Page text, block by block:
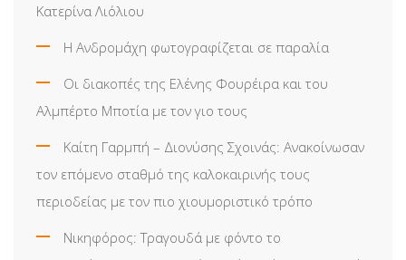
Κατερίνα Λιόλιου
Η Ανδρομάχη φωτογραφίζεται σε παραλία
Οι διακοπές της Ελένης Φουρέιρα και του
Αλμπέρτο Μποτία με τον γιο τους
Καίτη Γαρμπή – Διονύσης Σχοινάς: Ανακοίνωσαν
τον επόμενο σταθμό της καλοκαιρινής τους
περιοδείας με τον πιο χιουμοριστικό τρόπο
Νικηφόρος: Τραγουδά με φόντο το